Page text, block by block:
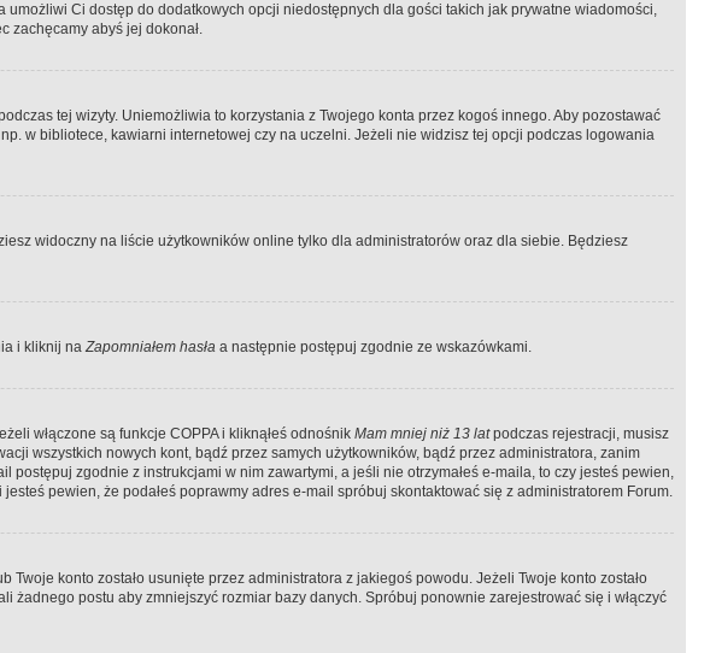
Ci dostęp do dodatkowych opcji niedostępnych dla gości takich jak prywatne wiadomości,
zachęcamy abyś jej dokonał.
tej wizyty. Uniemożliwia to korzystania z Twojego konta przez kogoś innego. Aby pozostawać
w bibliotece, kawiarni internetowej czy na uczelni. Jeżeli nie widzisz tej opcji podczas logowania
widoczny na liście użytkowników online tylko dla administratorów oraz dla siebie. Będziesz
i kliknij naZapomniałem hasła a następnie postępuj zgodnie ze wskazówkami.
włączone są funkcje COPPA i kliknąłeś odnośnik Mam mniej niż 13 latpodczas rejestracji, musisz
wszystkich nowych kont, bądź przez samych użytkowników, bądź przez administratora, zanim
zgodnie z instrukcjami w nim zawartymi, a jeśli nie otrzymałeś e-maila, to czy jesteś pewien,
pewien, że podałeś poprawmy adres e-mail spróbuj skontaktować się z administratorem Forum.
konto zostało usunięte przez administratora z jakiegoś powodu. Jeżeli Twoje konto zostało
postu aby zmniejszyć rozmiar bazy danych. Spróbuj ponownie zarejestrować się i włączyć